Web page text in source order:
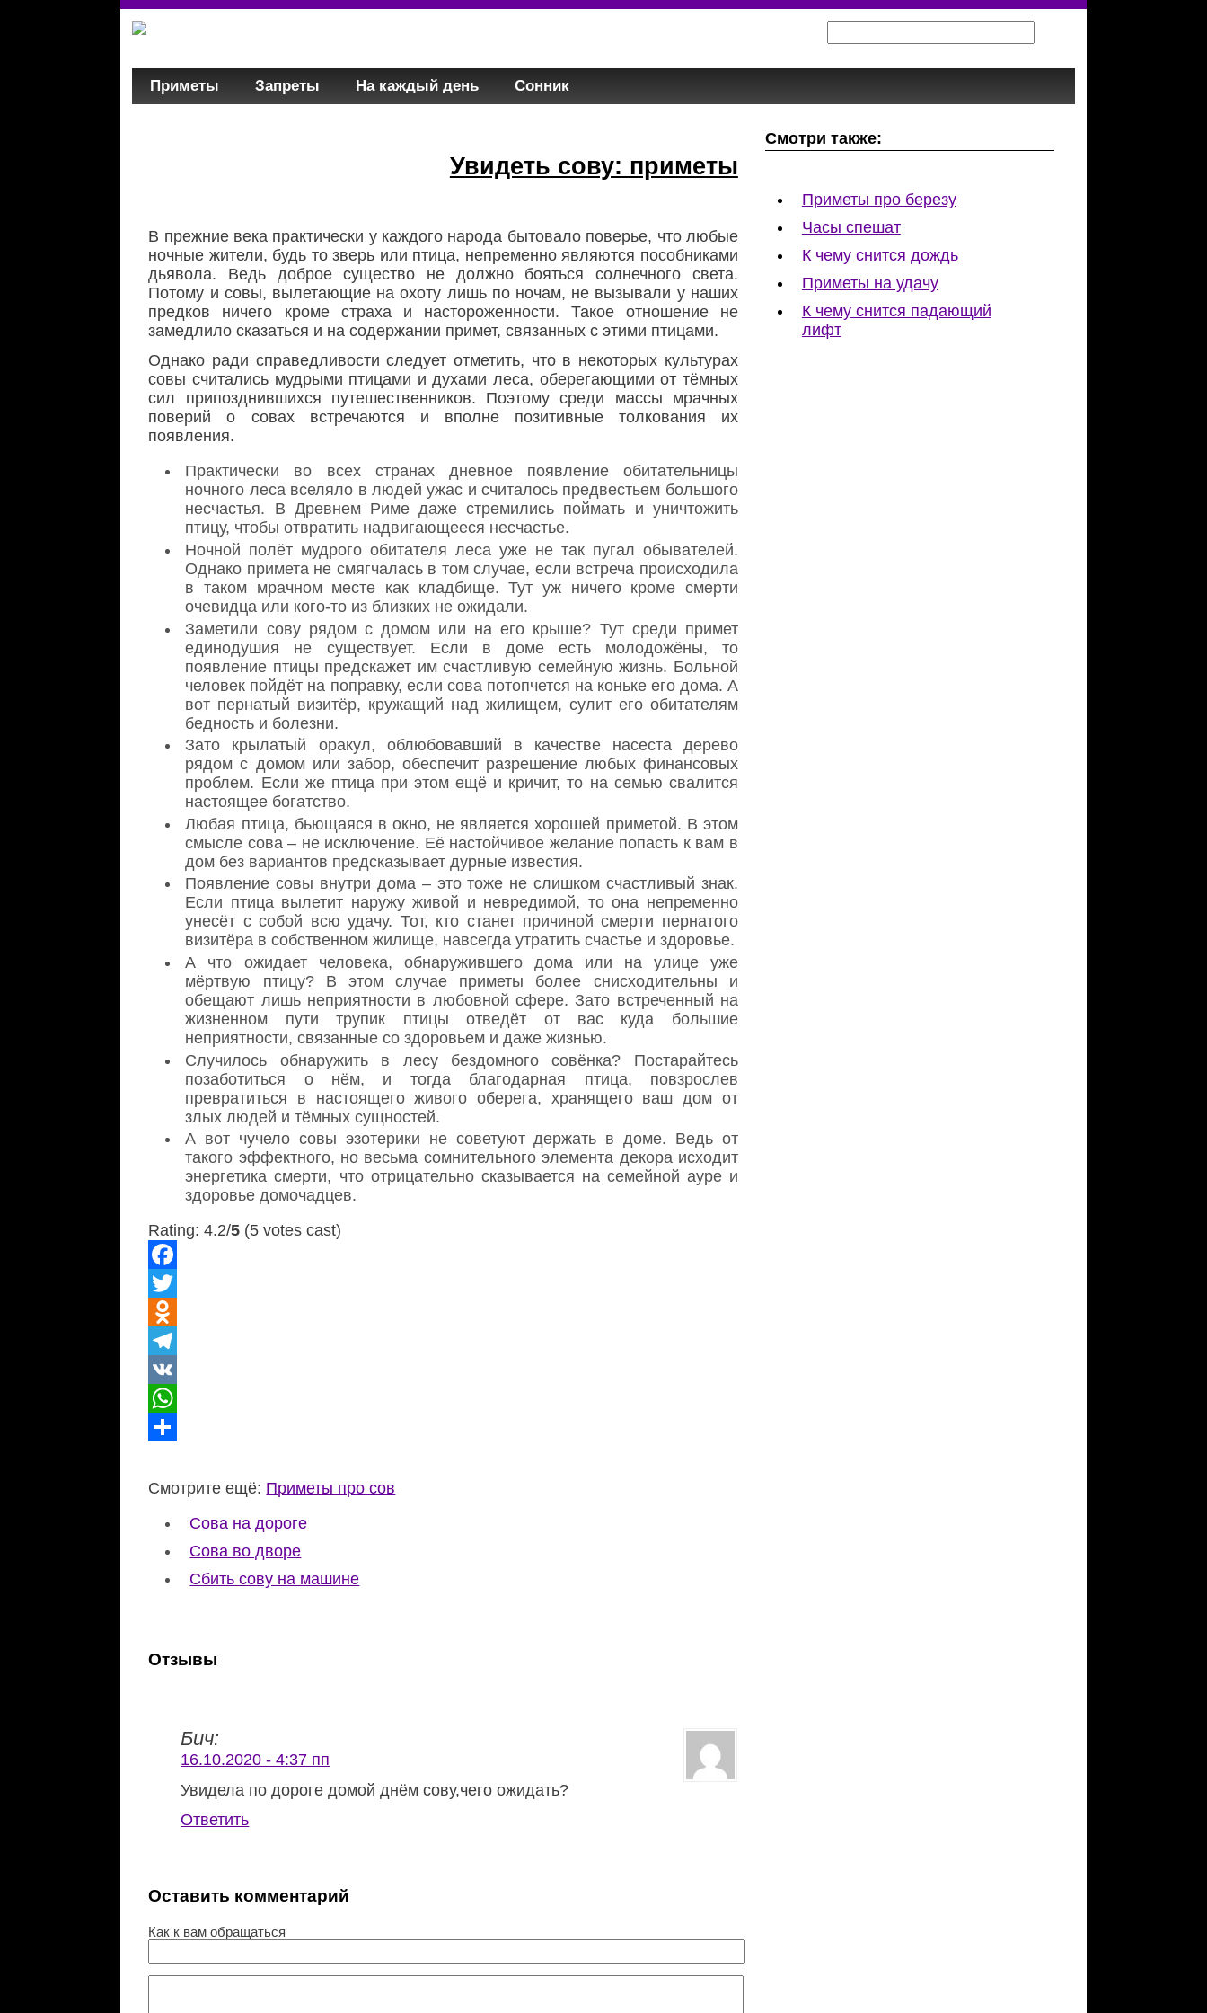
Приметы Запреты На каждый день Сонник
Увидеть сову: приметы
В прежние века практически у каждого народа бытовало поверье, что любые
ночные жители, будь то зверь или птица, непременно являются пособниками
дьявола. Ведь доброе существо не должно бояться солнечного света.
Потому и совы, вылетающие на охоту лишь по ночам, не вызывали у наших
предков ничего кроме страха и настороженности. Такое отношение не
замедлило сказаться и на содержании примет, связанных с этими птицами.
Однако ради справедливости следует отметить, что в некоторых культурах
совы считались мудрыми птицами и духами леса, оберегающими от тёмных
сил припозднившихся путешественников. Поэтому среди массы мрачных
поверий о совах встречаются и вполне позитивные толкования их
появления.
Практически во всех странах дневное появление обитательницы
ночного леса вселяло в людей ужас и считалось предвестьем большого
несчастья. В Древнем Риме даже стремились поймать и уничтожить
птицу, чтобы отвратить надвигающееся несчастье.
Ночной полёт мудрого обитателя леса уже не так пугал обывателей.
Однако примета не смягчалась в том случае, если встреча происходила
в таком мрачном месте как кладбище. Тут уж ничего кроме смерти
очевидца или кого-то из близких не ожидали.
Заметили сову рядом с домом или на его крыше? Тут среди примет
единодушия не существует. Если в доме есть молодожёны, то
появление птицы предскажет им счастливую семейную жизнь. Больной
человек пойдёт на поправку, если сова потопчется на коньке его дома. А
вот пернатый визитёр, кружащий над жилищем, сулит его обитателям
бедность и болезни.
Зато крылатый оракул, облюбовавший в качестве насеста дерево
рядом с домом или забор, обеспечит разрешение любых финансовых
проблем. Если же птица при этом ещё и кричит, то на семью свалится
настоящее богатство.
Любая птица, бьющаяся в окно, не является хорошей приметой. В этом
смысле сова – не исключение. Её настойчивое желание попасть к вам в
дом без вариантов предсказывает дурные известия.
Появление совы внутри дома – это тоже не слишком счастливый знак.
Если птица вылетит наружу живой и невредимой, то она непременно
унесёт с собой всю удачу. Тот, кто станет причиной смерти пернатого
визитёра в собственном жилище, навсегда утратить счастье и здоровье.
А что ожидает человека, обнаружившего дома или на улице уже
мёртвую птицу? В этом случае приметы более снисходительны и
обещают лишь неприятности в любовной сфере. Зато встреченный на
жизненном пути трупик птицы отведёт от вас куда большие
неприятности, связанные со здоровьем и даже жизнью.
Случилось обнаружить в лесу бездомного совёнка? Постарайтесь
позаботиться о нём, и тогда благодарная птица, повзрослев
превратиться в настоящего живого оберега, хранящего ваш дом от
злых людей и тёмных сущностей.
А вот чучело совы эзотерики не советуют держать в доме. Ведь от
такого эффектного, но весьма сомнительного элемента декора исходит
энергетика смерти, что отрицательно сказывается на семейной ауре и
здоровье домочадцев.
Rating: 4.2/5 (5 votes cast)
Facebook
Twitter
Odnoklassniki
Telegram
VK
WhatsApp
Смотрите ещё: Приметы про сов
Сова на дороге
Сова во дворе
Сбить сову на машине
Отзывы
Бич:
16.10.2020 - 4:37 пп
Увидела по дороге домой днём сову,чего ожидать?
Ответить
Оставить комментарий
Как к вам обращаться
Смотри также:
Приметы про березу
Часы спешат
К чему снится дождь
Приметы на удачу
К чему снится падающий
лифт